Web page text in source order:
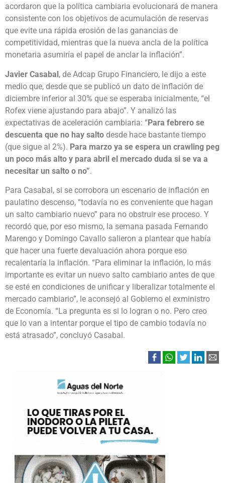
acordaron que la política cambiaria evolucionará de manera
consistente con los objetivos de acumulación de reservas
que evite una rápida erosión de las ganancias de
competitividad, mientras que la nueva ancla de la política
monetaria asumiría el papel de anclar la inflación”.
Javier Casabal, de Adcap Grupo Financiero, le dijo a este
medio que, desde que se publicó un dato de inflación de
diciembre inferior al 30% que se esperaba inicialmente, “el
Rofex viene ajustando para abajo”. Y analizó las
expectativas de aceleración cambiaria: “Para febrero se
descuenta que no hay salto desde hace bastante tiempo
(que sigue al 2%). Para marzo ya se espera un crawling peg
un poco más alto y para abril el mercado duda si se va a
necesitar un salto o no”.
Para Casabal, si se corrobora un escenario de inflación en
paulatino descenso, “todavía no es conveniente que hagan
un salto cambiario nuevo” para no obstruir ese proceso. Y
recordó que, por eso mismo, la semana pasada Fernando
Marengo y Domingo Cavallo salieron a plantear que había
que hacer una fuerte devaluación ahora porque eso
recalentaría la inflación. “Para eliminar la inflación, lo más
importante es evitar un nuevo salto cambiario antes de que
se esté en condiciones de unificar y liberalizar totalmente el
mercado cambiario”, le aconsejó al Gobierno el exministro
de Economía. “La pregunta es si lo logran o no. Pero creo
que lo van a intentar porque el tipo de cambio todavía no
está atrasado”, concluyó Casabal.